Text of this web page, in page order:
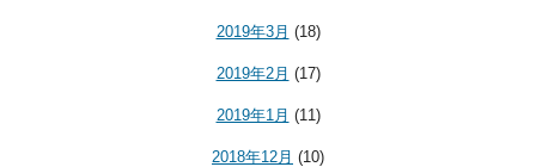
2019年3月 (18)
2019年2月 (17)
2019年1月 (11)
2018年12月 (10)